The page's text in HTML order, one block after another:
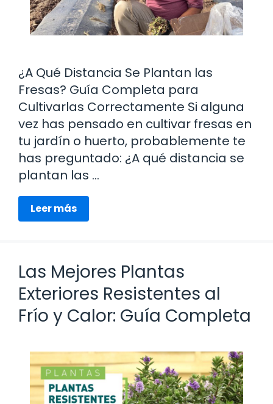
¿A Qué Distancia Se Plantan las
Fresas? Guía Completa para
Cultivarlas Correctamente Si alguna
vez has pensado en cultivar fresas en
tu jardín o huerto, probablemente te
has preguntado: ¿A qué distancia se
plantan las …
Leer más
Las Mejores Plantas
Exteriores Resistentes al
Frío y Calor: Guía Completa